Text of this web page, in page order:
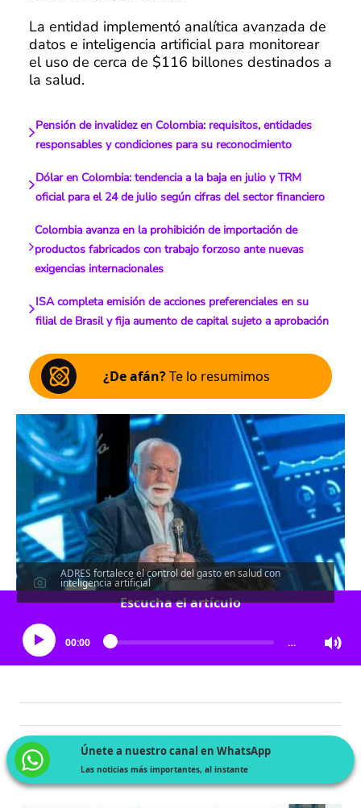
La entidad implementó analítica avanzada de
datos e inteligencia artificial para monitorear
el uso de cerca de $116 billones destinados a
la salud.
Pensión de invalidez en Colombia: requisitos, entidades
responsables y condiciones para su reconocimiento
Dólar en Colombia: tendencia a la baja en julio y TRM
oficial para el 24 de julio según cifras del sector financiero
Colombia avanza en la prohibición de importación de
productos fabricados con trabajo forzoso ante nuevas
exigencias internacionales
ISA completa emisión de acciones preferenciales en su
filial de Brasil y fija aumento de capital sujeto a aprobación
¿De afán?Te lo resumimos
ADRES fortalece el control del gasto en salud con
inteligencia artificial
Escucha el artículo
00:00 …
Únete a nuestro canal en WhatsApp
Las noticias más importantes, al instante